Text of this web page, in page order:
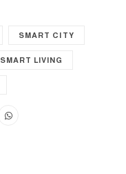
SMART CITY
SMART LIVING